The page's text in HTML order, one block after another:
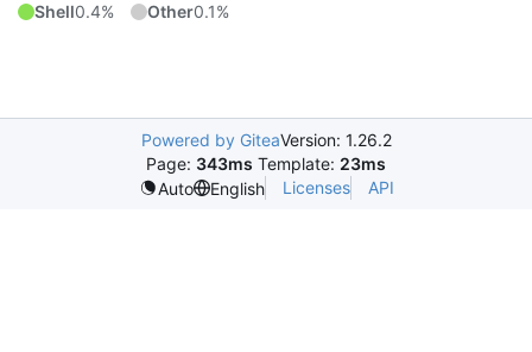
Shell0.4% Other0.1%
Powered by GiteaVersion: 1.26.2
Page: 343ms Template: 23ms
Auto
English Licenses API